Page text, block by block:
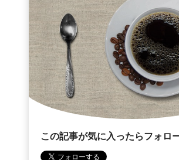
この記事が気に入ったらフォロ